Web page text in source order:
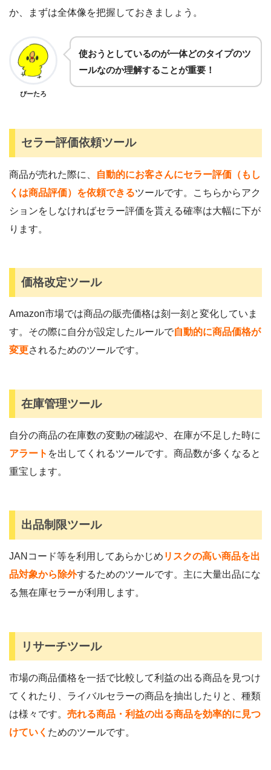
か、まずは全体像を把握しておきましょう。
ぴーたろ
使おうとしているのが一体どのタイプのツ
ールなのか理解することが重要！
セラー評価依頼ツール
商品が売れた際に、
自動的にお客さんにセラー評価（もし
くは商品評価） を依頼できるツールです。こちらからアク
ションをしなければセラー評価を貰える確率は大幅に下が
ります。
価格改定ツール
Amazon市場では商品の販売価格は刻一刻と変化していま
す。その際に自分が設定したルールで自動的に商品価格が
変更されるためのツールです。
在庫管理ツール
自分の商品の在庫数の変動の確認や、在庫が不足した時に
アラート を出してくれるツールです。商品数が多くなると
重宝します。
出品制限ツール
JANコード等を利用してあらかじめ リスクの高い商品を出
品対象から除外するためのツールです。主に大量出品にな
る無在庫セラーが利用します。
リサーチツール
市場の商品価格を一括で比較して利益の出る商品を見つけ
てくれたり、ライバルセラーの商品を抽出したりと、種類
は様々です。 売れる商品・利益の出る商品を効率的に見つ
けていく ためのツールです。